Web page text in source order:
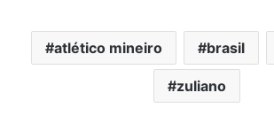
atlético mineiro brasil
zuliano